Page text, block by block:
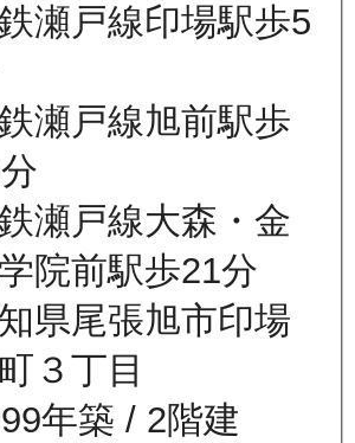
瀬戸線印場駅歩5
瀬戸線旭前駅歩
瀬戸線大森・金
院前駅歩21分
県尾張旭市印場
３丁目
年築 / 2階建